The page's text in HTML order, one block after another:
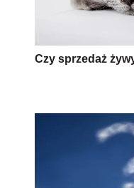
Czy sprzedaż